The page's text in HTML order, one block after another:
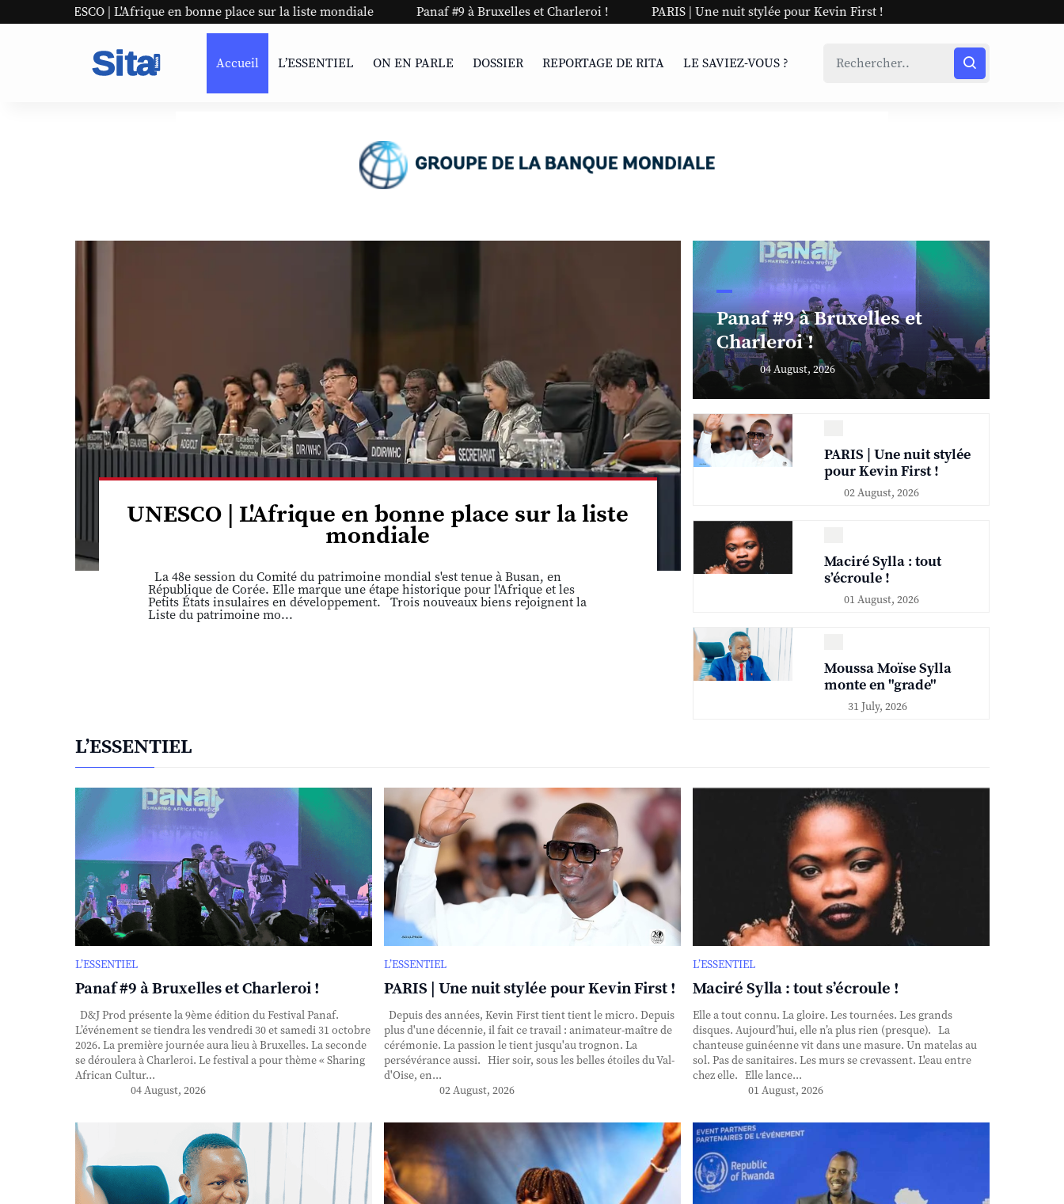
L'Afrique en bonne place sur la liste mondiale Panaf #9 à Bruxelles et Charleroi ! PARIS | Une nuit stylée pour Kevin First !
Accueil L’ESSENTIEL ON EN PARLE DOSSIER REPORTAGE DE RITA LE SAVIEZ-VOUS ?
UNESCO | L'Afrique en bonne place sur la liste
mondiale
La 48e session du Comité du patrimoine mondial s'est tenue à Busan, en
République de Corée. Elle marque une étape historique pour l'Afrique et les
Petits États insulaires en développement. Trois nouveaux biens rejoignent la
Liste du patrimoine mo...
Panaf #9 à Bruxelles et
Charleroi !
04 August, 2026
PARIS | Une nuit stylée
pour Kevin First !
02 August, 2026
Maciré Sylla : tout
s’écroule !
01 August, 2026
Moussa Moïse Sylla
monte en "grade"
31 July, 2026
L’ESSENTIEL
L’ESSENTIEL
Panaf #9 à Bruxelles et Charleroi !
D&J Prod présente la 9ème édition du Festival Panaf.
L’événement se tiendra les vendredi 30 et samedi 31 octobre
2026. La première journée aura lieu à Bruxelles. La seconde
se déroulera à Charleroi. Le festival a pour thème « Sharing
African Cultur...
04 August, 2026
L’ESSENTIEL
PARIS | Une nuit stylée pour Kevin First !
Depuis des années, Kevin First tient tient le micro. Depuis
plus d'une décennie, il fait ce travail : animateur-maître de
cérémonie. La passion le tient jusqu'au trognon. La
persévérance aussi. Hier soir, sous les belles étoiles du Val-
d'Oise, en...
02 August, 2026
L’ESSENTIEL
Maciré Sylla : tout s’écroule !
Elle a tout connu. La gloire. Les tournées. Les grands
disques. Aujourd’hui, elle n’a plus rien (presque). La
chanteuse guinéenne vit dans une masure. Un matelas au
sol. Pas de sanitaires. Les murs se crevassent. L'eau entre
chez elle. Elle lance...
01 August, 2026